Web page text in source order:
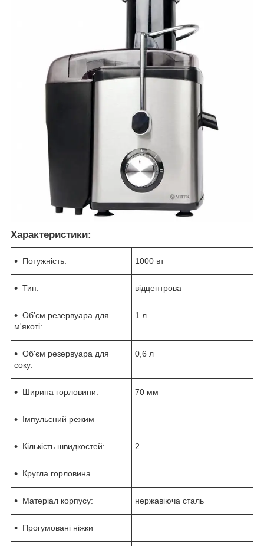
Характеристики:
Потужність: 1000 вт
Тип: відцентрова
Об'єм резервуара для
м'якоті:
1 л
Об'єм резервуара для
соку:
0,6 л
Ширина горловини: 70 мм
Імпульсний режим
Кількість швидкостей: 2
Кругла горловина
Матеріал корпусу: нержавіюча сталь
Прогумовані ніжки